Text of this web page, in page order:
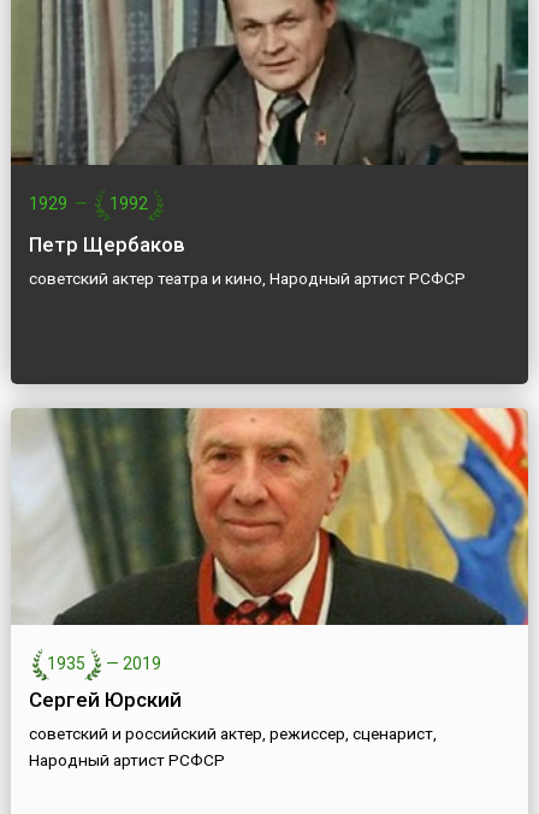
1929 — 1992
Петр Щербаков
советский актер театра и кино, Народный артист РСФСР
1935 — 2019
Сергей Юрский
советский и российский актер, режиссер, сценарист,
Народный артист РСФСР